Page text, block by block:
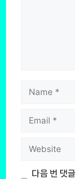
Name
Email
Website
다음 번 댓